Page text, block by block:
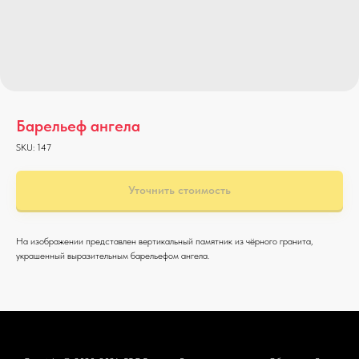
Барельеф ангела
SKU: 147
Уточнить стоимость
На изображении представлен вертикальный памятник из чёрного гранита,
украшенный выразительным барельефом ангела.